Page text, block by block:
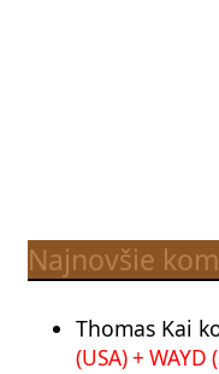
Najnovšie
Thomas Kai
(USA) + WAYD